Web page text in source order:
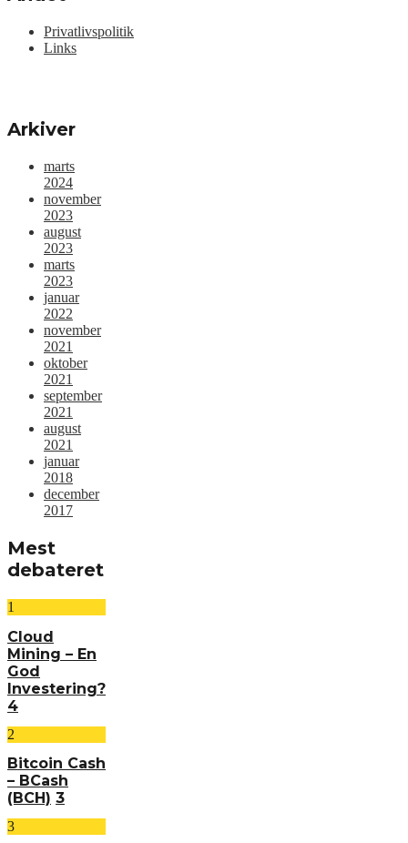
Privatlivspolitik
Links
Arkiver
marts
2024
november
2023
august
2023
marts
2023
januar
2022
november
2021
oktober
2021
september
2021
august
2021
januar
2018
december
2017
Mest
debateret
1
Cloud
Mining – En
God
Investering?
4
2
Bitcoin Cash
– BCash
(BCH) 3
3